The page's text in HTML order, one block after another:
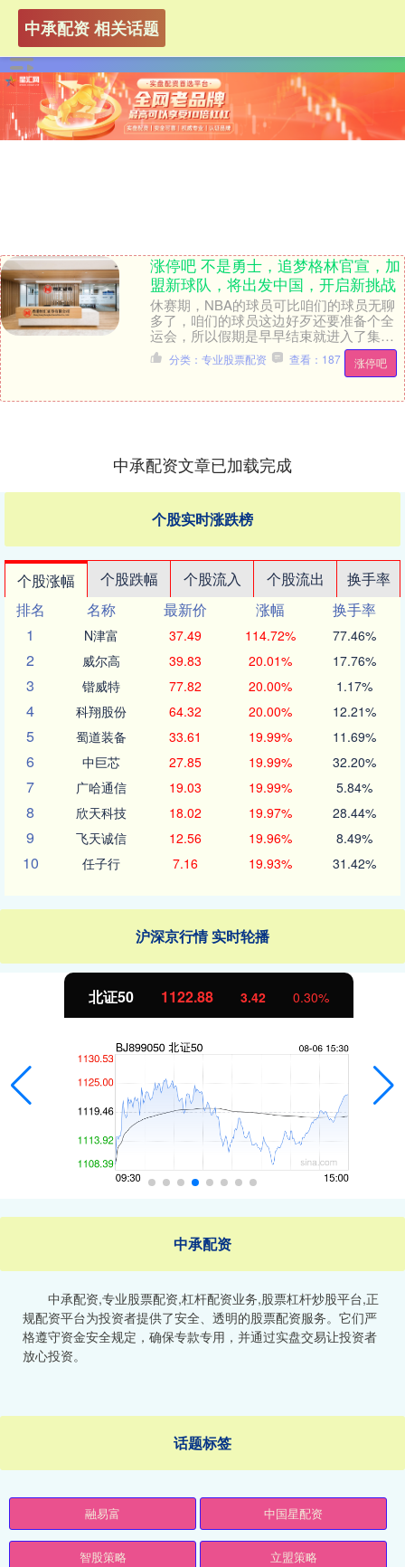
中承配资 相关话题
涨停吧 不是勇士，追梦格林官宣，加
盟新球队，将出发中国，开启新挑战
休赛期，NBA的球员可比咱们的球员无聊
多了，咱们的球员这边好歹还要准备个全
运会，所以假期是早早结束就进入了集训
的状态，而NBA那边的球员，训练营还没
有开始前，他....
涨停吧
分类：专业股票配资 查看：187
中承配资文章已加载完成
个股实时涨跌榜
个股涨幅 个股跌幅 个股流入 个股流出
换手率
排名
名称 最新价 涨幅
换手率
1
N津富 37.49 114.72% 77.46%
2 威尔高 39.83 20.01% 17.76%
3 锴威特 77.82 20.00% 1.17%
4 科翔股份 64.32 20.00% 12.21%
5 蜀道装备 33.61 19.99% 11.69%
6 中巨芯 27.85 19.99% 32.20%
7 广哈通信 19.03 19.99% 5.84%
8 欣天科技 18.02 19.97% 28.44%
9 飞天诚信 12.56 19.96% 8.49%
10 任子行 7.16 19.93% 31.42%
沪深京行情 实时轮播
北证50 1122.88 3.42 0.30%
中承配资
中承配资,专业股票配资,杠杆配资业务,股票杠杆炒股平台,正
规配资平台为投资者提供了安全、透明的股票配资服务。它们严
格遵守资金安全规定，确保专款专用，并通过实盘交易让投资者
放心投资。
话题标签
融易富 中国星配资
智股策略 立盟策略